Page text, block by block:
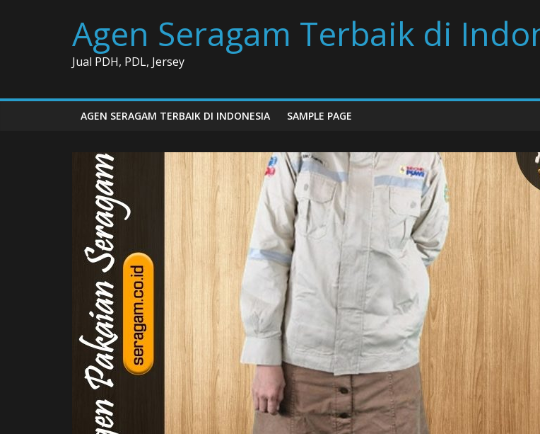
Agen Seragam Terbaik di
Jual PDH, PDL, Jersey
AGEN SERAGAM TERBAIK DI INDONESIA SAMPLE PAGE